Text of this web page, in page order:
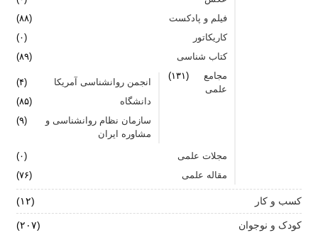
فیلم و پادکست
(۸۸)
کاریکاتور
(۰)
کتاب شناسی
(۸۹)
مجامع
علمی
(۱۳۱)
انجمن روانشناسی آمریکا
(۴)
دانشگاه
(۸۵)
سازمان نظام روانشناسی و
مشاوره ایران
(۹)
مجلات علمی
(۰)
مقاله علمی
(۷۶)
کسب و کار (۱۲)
کودک و نوجوان (۲۰۷)